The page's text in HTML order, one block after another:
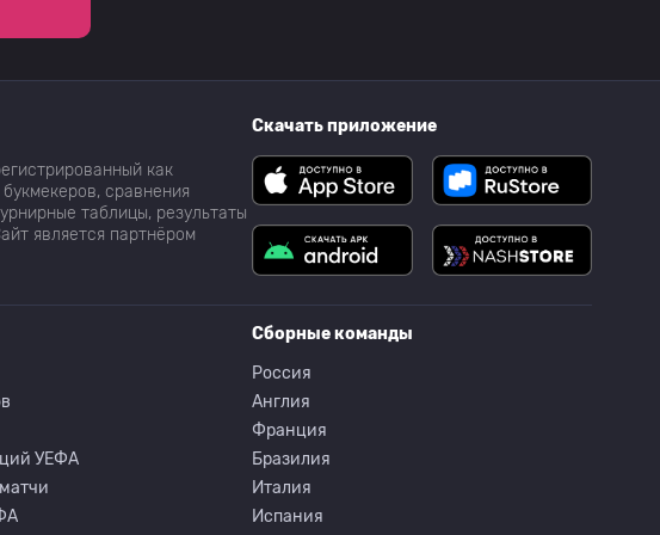
0
0
0
как
сравнения
таблицы, результаты
является партнёром
Скачать приложение
УЕФА
Сборные команды
Россия
Англия
Франция
Бразилия
Италия
Испания